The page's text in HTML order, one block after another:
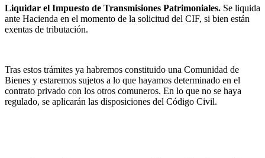
Liquidar el Impuesto de Transmisiones Patrimoniales. Se liquida
ante Hacienda en el momento de la solicitud del CIF, si bien están
exentas de tributación.
Tras estos trámites ya habremos constituido una Comunidad de
Bienes y estaremos sujetos a lo que hayamos determinado en el
contrato privado con los otros comuneros. En lo que no se haya
regulado, se aplicarán las disposiciones del Código Civil.